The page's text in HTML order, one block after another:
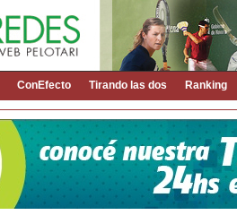
ConEfecto Tirando las dos Ranking